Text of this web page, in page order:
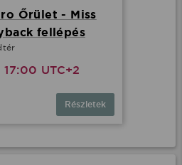
Őrület - Miss
fellépés
UTC+2
Részletek